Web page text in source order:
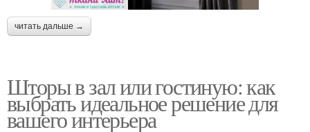
читать дальше →
Шторы в зал или гостиную: как
выбрать идеальное решение для
вашего интерьера